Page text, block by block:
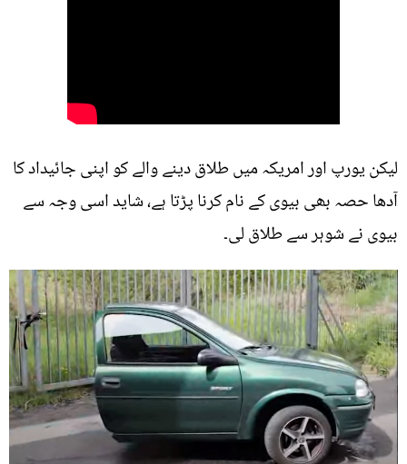
لیکن یورپ اور امریکہ میں طلاق دینے والے کو اپنی جائیداد کا
آدھا حصہ بھی بیوی کے نام کرنا پڑتا ہے، شاید اسی وجہ سے
بیوی نے شوہر سے طلاق لی۔